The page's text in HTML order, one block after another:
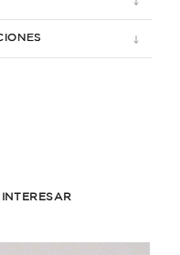
INTERESAR